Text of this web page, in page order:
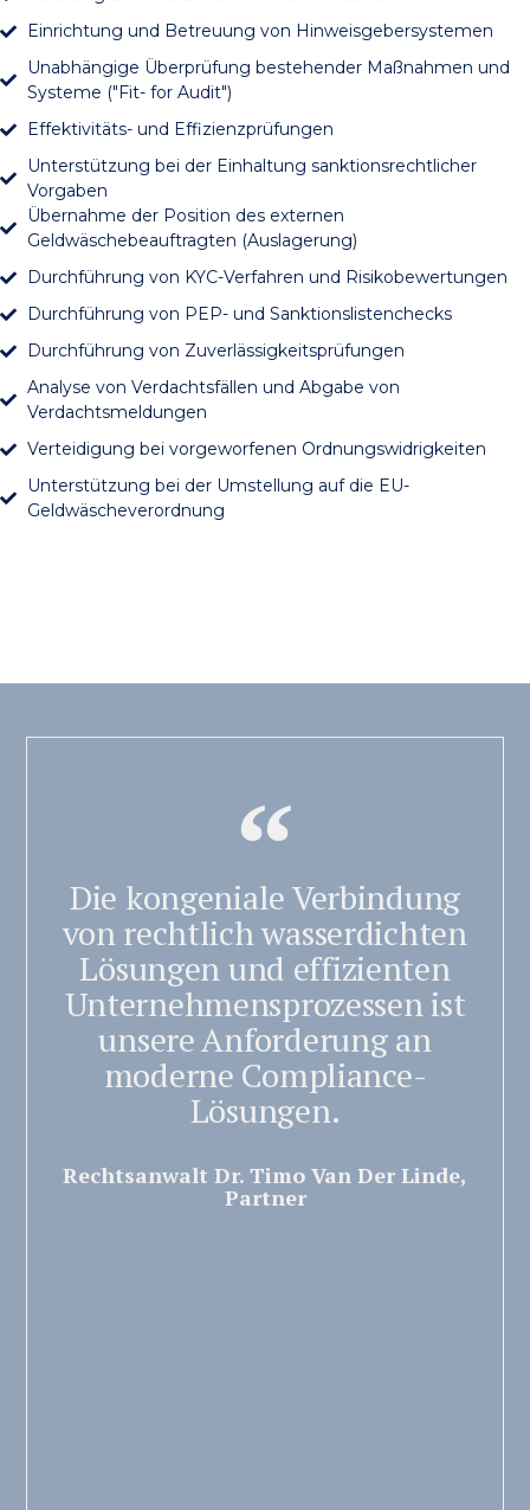
Einrichtung und Betreuung von Hinweisgebersystemen​​
Unabhängige Überprüfung bestehender Maßnahmen und
Systeme ("Fit- for Audit")
Effektivitäts- und Effizienzprüfungen
Unterstützung bei der Einhaltung sanktionsrechtlicher
Vorgaben
Übernahme der Position des externen
Geldwäschebeauftragten (Auslagerung)
Durchführung von KYC-Verfahren und Risikobewertungen
Durchführung von PEP- und Sanktionslistenchecks
Durchführung von Zuverlässigkeitsprüfungen
Analyse von Verdachtsfällen und Abgabe von
Verdachtsmeldungen
Verteidigung bei vorgeworfenen Ordnungswidrigkeiten
Unterstützung bei der Umstellung auf die EU-
Geldwäscheverordnung
Die kongeniale Verbindung
von rechtlich wasserdichten
Lösungen und effizienten
Unternehmensprozessen ist
unsere Anforderung an
moderne Compliance-
Lösungen.
Rechtsanwalt Dr. Timo Van Der Linde,
Partner